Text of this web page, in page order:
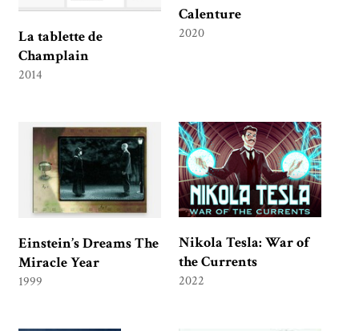
La tablette de
Champlain
2014
Calenture
2020
Einstein’s Dreams The
Miracle Year
1999
Nikola Tesla: War of
the Currents
2022